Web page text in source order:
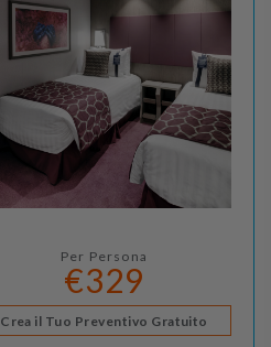
Per Persona
€329
Crea il Tuo Preventivo Gratuito